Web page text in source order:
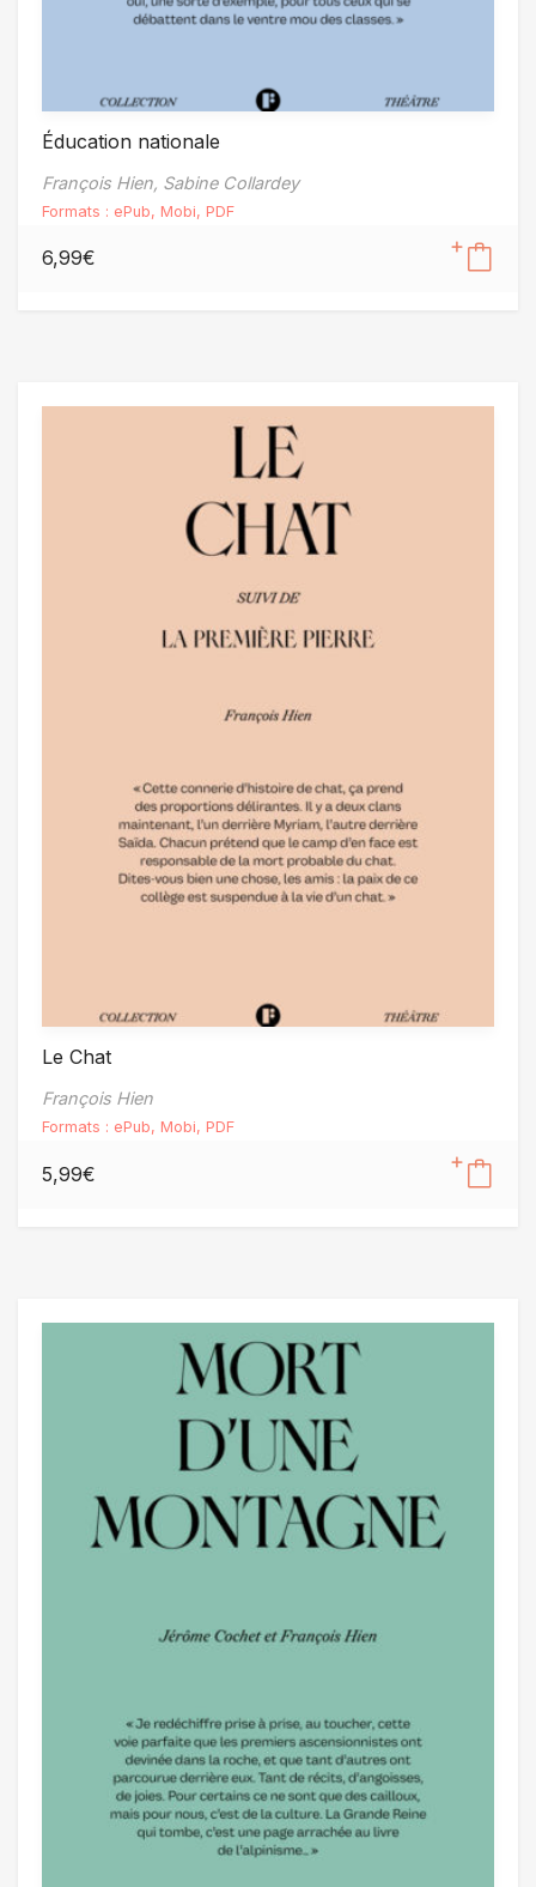
Éducation nationale
François Hien, Sabine Collardey
Formats : ePub, Mobi, PDF
6,99€
Le Chat
François Hien
Formats : ePub, Mobi, PDF
5,99€